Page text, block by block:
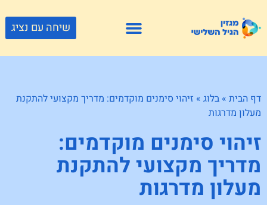
שיחה עם נציג
דף הבית » בלוג » זיהוי סימנים מוקדמים: מדריך מקצועי להתקנת
מעלון מדרגות
זיהוי סימנים מוקדמים:
מדריך מקצועי להתקנת
מעלון מדרגות